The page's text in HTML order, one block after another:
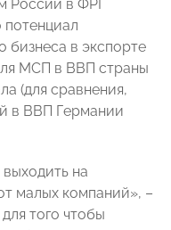
России в ФРГ
бизнеса в экспорте
МСП в ВВП страны
(для сравнения,
в ВВП Германии
на
малых компаний», –
того чтобы